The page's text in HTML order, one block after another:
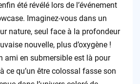
été révélé lors de l’événement
Imaginez-vous dans un
nature, seul face à la profondeur
nouvelle, plus d’oxygène !
ami en submersible est là pour
ce qu’un être colossal fasse son